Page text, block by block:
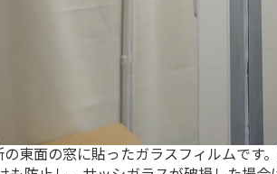
東面の窓に貼ったガラスフィルムで